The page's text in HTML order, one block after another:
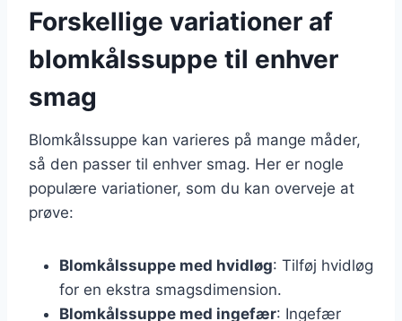
Forskellige variationer af
blomkålssuppe til enhver
smag
Blomkålssuppe kan varieres på mange måder,
så den passer til enhver smag. Her er nogle
populære variationer, som du kan overveje at
prøve:
Blomkålssuppe med hvidløg: Tilføj hvidløg
for en ekstra smagsdimension.
Blomkålssuppe med ingefær: Ingefær